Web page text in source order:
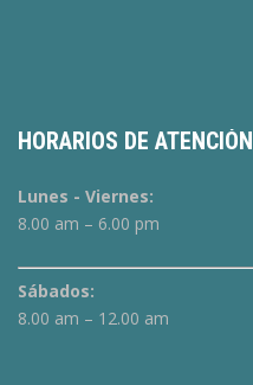
HORARIOS DE ATENCIÓN
Lunes - Viernes:
8.00 am – 6.00 pm
Sábados:
8.00 am – 12.00 am